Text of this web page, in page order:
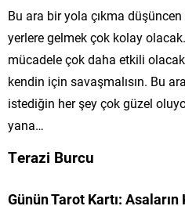
Bu ara bir yola çıkma
yerlere gelmek çok kolay
mücadele çok daha etkili
kendin için savaşmalısın. Bu
istediğin her şey çok güzel
yana…
Terazi Burcu
Günün Tarot Kartı: Asaların